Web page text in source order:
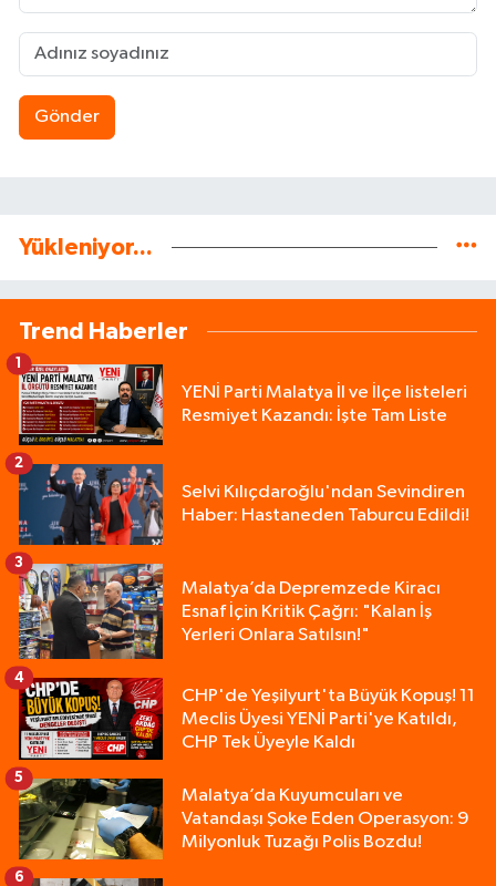
Gönder
Yükleniyor...
Trend Haberler
YENİ Parti Malatya İl ve İlçe listeleri
Resmiyet Kazandı: İşte Tam Liste
1
Selvi Kılıçdaroğlu'ndan Sevindiren
Haber: Hastaneden Taburcu Edildi!
2
Malatya’da Depremzede Kiracı
Esnaf İçin Kritik Çağrı: "Kalan İş
Yerleri Onlara Satılsın!"
3
CHP'de Yeşilyurt'ta Büyük Kopuş! 11
Meclis Üyesi YENİ Parti'ye Katıldı,
CHP Tek Üyeyle Kaldı
4
Malatya’da Kuyumcuları ve
Vatandaşı Şoke Eden Operasyon: 9
Milyonluk Tuzağı Polis Bozdu!
5
6